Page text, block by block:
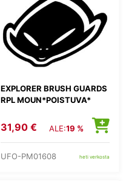
EXPLORER BRUSH GUARDS
RPL MOUN*POISTUVA*
31,90 € ALE:19 %
UFO-PM01608 heti verkosta